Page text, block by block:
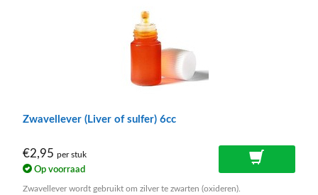
Zwavellever (Liver of sulfer) 6cc
€2,95 per stuk
Op voorraad
Zwavellever wordt gebruikt om zilver te zwarten (oxideren).